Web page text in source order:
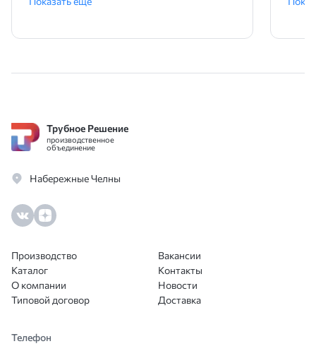
Трубное Решение
производственное
объединение
Набережные Челны
Производство
Каталог
О компании
Типовой договор
Вакансии
Контакты
Новости
Доставка
Телефон